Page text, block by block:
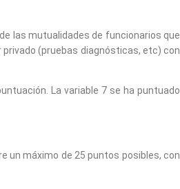
las mutualidades de funcionarios que
(pruebas diagnósticas, etc) con
La variable 7 se ha puntuado
un máximo de 25 puntos posibles, con